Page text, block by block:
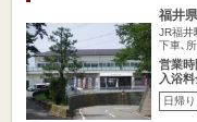
福井
JR福井
下車､
営業
入浴
日帰り